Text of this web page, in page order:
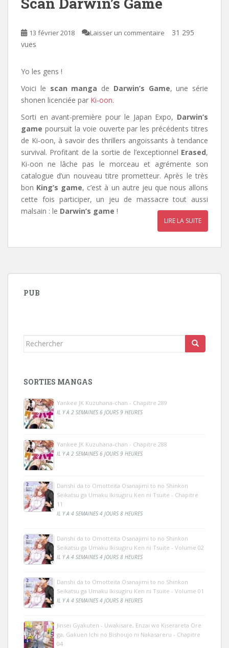
13 février 2018 Laisser un commentaire
31 295
vues
Yo les gens !
Voici le scan manga de Darwin’s Game, une série
shonen licenciée par Ki-oon.
Sorti en avant-première pour le Japan Expo, Darwin’s
game poursuit la voie ouverte par les précédents titres
de Ki-oon, à savoir des thrillers angoissants à tendance
survival. Profitant de la sortie de l’exceptionnel Erased,
Ki-oon ne lâche pas le morceau et agrémente son
catalogue d’un nouveau titre prometteur. Après le très
bon King’s game, c’est à un autre jeu que nous allons
cette fois participer, un jeu de massacre tout aussi
malsain : le Darwin’s game !
LIRE LA SUITE
PUB
Rechercher...
SORTIES MANGAS
Yankee JK Kuzuhana-chan - Chapitre 289
IL Y A 2 SEMAINES 6 JOURS 9 HEURES
Yankee JK Kuzuhana-chan - Chapitre 288
IL Y A 2 SEMAINES 6 JOURS 9 HEURES
Danshi da to Omotteita Osanajimi to no Shinkon
Seikatsu ga Umaku Ikisugiru Ken ni Tsuite - Chapitre
11
IL Y A 4 SEMAINES 4 JOURS 8 HEURES
Danshi da to Omotteita Osanajimi to no Shinkon
Seikatsu ga Umaku Ikisugiru Ken ni Tsuite - Volume 02
IL Y A 4 SEMAINES 4 JOURS 8 HEURES
Danshi da to Omotteita Osanajimi to no Shinkon
Seikatsu ga Umaku Ikisugiru Ken ni Tsuite - Volume 01
IL Y A 4 SEMAINES 4 JOURS 8 HEURES
Jinsei Gyakuten - Uwakisare, Enzai wo Kiserareta Ore
ga, Gakuen Ichi no Bishoujo ni Nakasareru - Chapitre
04